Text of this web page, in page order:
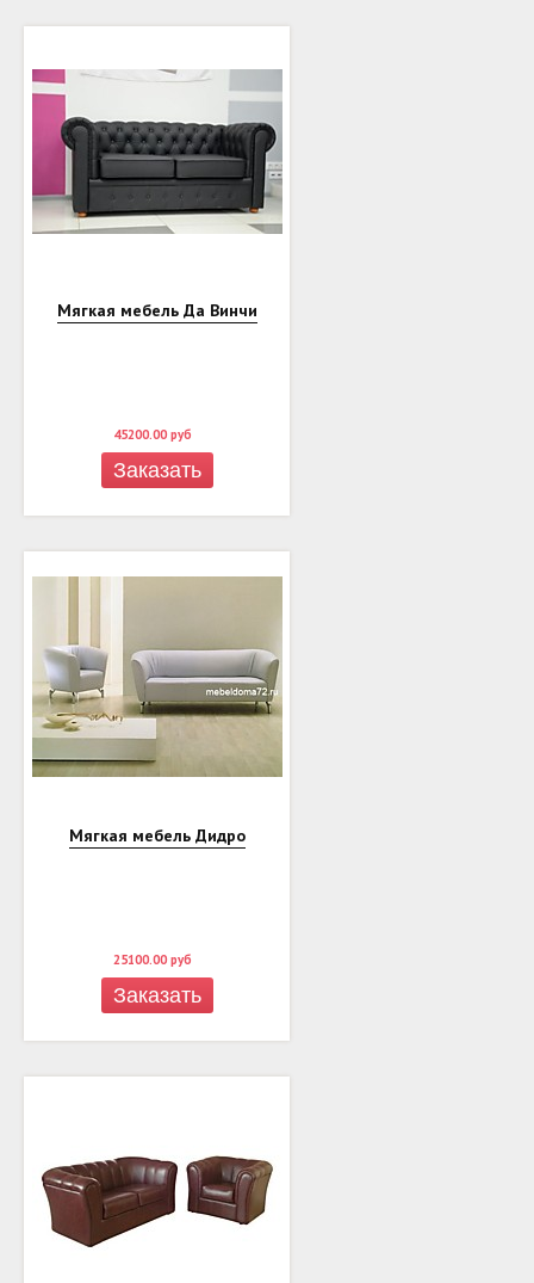
Мягкая мебель Да Винчи
45200.00 руб
Заказать
Мягкая мебель Дидро
25100.00 руб
Заказать